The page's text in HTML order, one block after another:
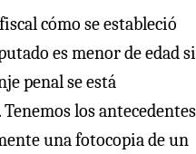
cómo se estableció
es menor de edad si
penal se está
los antecedentes
una fotocopia de un